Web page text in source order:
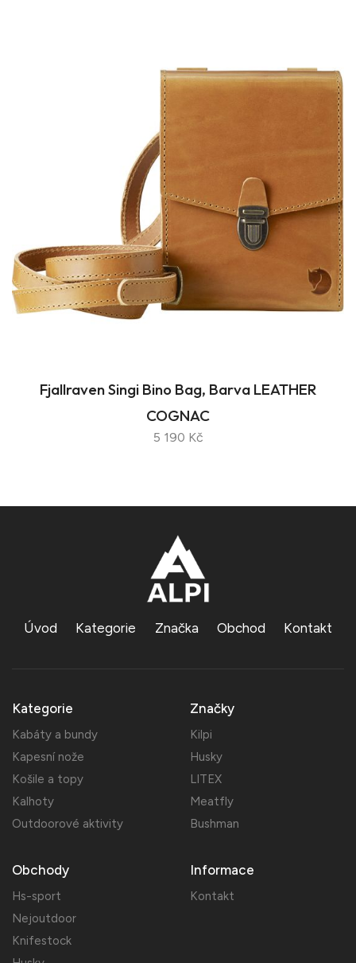
Fjallraven Singi Bino Bag, Barva LEATHER
COGNAC
5 190 Kč
Úvod Kategorie Značka Obchod Kontakt
Kategorie
Kabáty a bundy
Kapesní nože
Košile a topy
Kalhoty
Outdoorové aktivity
Značky
Kilpi
Husky
LITEX
Meatfly
Bushman
Obchody
Hs-sport
Nejoutdoor
Knifestock
Informace
Kontakt